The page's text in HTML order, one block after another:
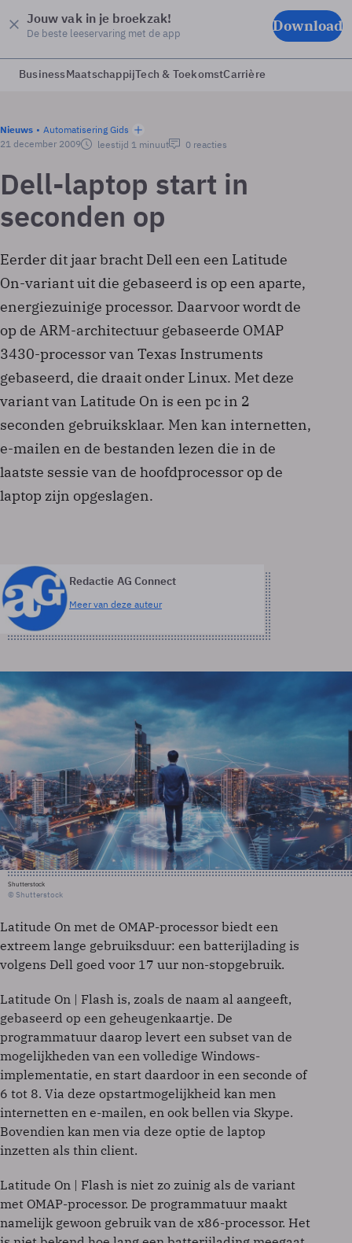
Jouw vak in je broekzak!
De beste leeservaring met de app Download
BusinessMaatschappijTech & ToekomstCarrière
Nieuws
Automatisering Gids
21 december 2009
leestijd 1 minuut 0 reacties
Dell-laptop start in
seconden op
Eerder dit jaar bracht Dell een een Latitude
On-variant uit die gebaseerd is op een aparte,
energiezuinige processor. Daarvoor wordt de
op de ARM-architectuur gebaseerde OMAP
3430-processor van Texas Instruments
gebaseerd, die draait onder Linux. Met deze
variant van Latitude On is een pc in 2
seconden gebruiksklaar. Men kan internetten,
e-mailen en de bestanden lezen die in de
laatste sessie van de hoofdprocessor op de
laptop zijn opgeslagen.
Redactie AG Connect
Meer van deze auteur
Shutterstock
© Shutterstock
Latitude On met de OMAP-processor biedt een
extreem lange gebruiksduur: een batterijlading is
volgens Dell goed voor 17 uur non-stopgebruik.
Latitude On | Flash is, zoals de naam al aangeeft,
gebaseerd op een geheugenkaartje. De
programmatuur daarop levert een subset van de
mogelijkheden van een volledige Windows-
implementatie, en start daardoor in een seconde of
6 tot 8. Via deze opstartmogelijkheid kan men
internetten en e-mailen, en ook bellen via Skype.
Bovendien kan men via deze optie de laptop
inzetten als thin client.
Latitude On | Flash is niet zo zuinig als de variant
met OMAP-processor. De programmatuur maakt
namelijk gewoon gebruik van de x86-processor. Het